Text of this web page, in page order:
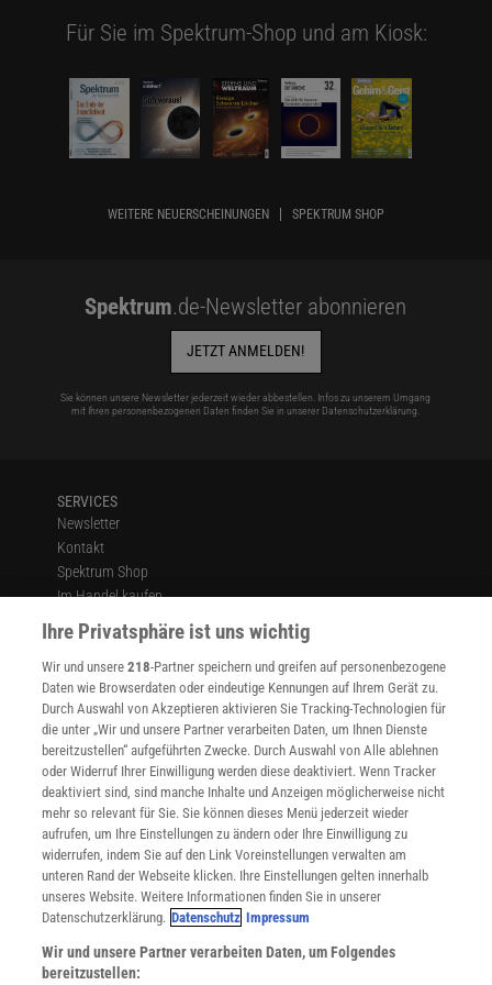
Für Sie im Spektrum-Shop und am Kiosk:
WEITERE NEUERSCHEINUNGEN SPEKTRUM SHOP
Spektrum.de-Newsletter abonnieren
JETZT ANMELDEN!
Sie können unsere Newsletter jederzeit wieder abbestellen. Infos zu unserem Umgang
mit Ihren personenbezogenen Daten finden Sie in unserer Datenschutzerklärung.
SERVICES
Newsletter
Kontakt
Spektrum Shop
Im Handel kaufen
Presse
Verträge kündigen
Widerruf
INFO
Mediadaten
Datenschutz
Nutzungsbedingungen
Cookie-Einstellungen
Utiq verwalten
Nutzungsbasierte Onlinewerbung
Alle Artikel
Impressum
Angebote für Schulen
Ihre Privatsphäre ist uns wichtig
Wir und unsere218-Partner speichern und greifen auf personenbezogene
Daten wie Browserdaten oder eindeutige Kennungen auf Ihrem Gerät zu.
Durch Auswahl von Akzeptieren aktivieren Sie Tracking-Technologien für
die unter „Wir und unsere Partner verarbeiten Daten, um Ihnen Dienste
bereitzustellen“ aufgeführten Zwecke. Durch Auswahl von Alle ablehnen
oder Widerruf Ihrer Einwilligung werden diese deaktiviert. Wenn Tracker
deaktiviert sind, sind manche Inhalte und Anzeigen möglicherweise nicht
mehr so relevant für Sie. Sie können dieses Menü jederzeit wieder
aufrufen, um Ihre Einstellungen zu ändern oder Ihre Einwilligung zu
widerrufen, indem Sie auf den Link Voreinstellungen verwalten am
unteren Rand der Webseite klicken. Ihre Einstellungen gelten innerhalb
unseres Website. Weitere Informationen finden Sie in unserer
Datenschutzerklärung. Datenschutz Impressum
Wir und unsere Partner verarbeiten Daten, um Folgendes
bereitzustellen: